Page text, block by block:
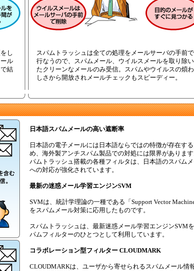
し
ル
結
スパムトラッシュは全ての処理をメールサーバの手前で
行なうので、スパムメール、ウイルスメールを取り除い
たクリーンなメールのみ受信。スパムやウイルスの煩わ
しさから開放されメールチェックもスピーディー。
日本語スパムメールの高い遮断率
日本語の電子メールには日本語ならではの特徴が存在す
め、海外製アンチスパム製品での対処には限界がありま
パムトラッシュ搭載の各種フィルタは、日本語のスパム
への対応が強化されています。
最新の迷惑メール学習エンジンSVM
SVMは、統計学理論の一種である「Support Vector Machine
をスパムメール対策に応用したものです。
スパムトラッシュは、最新迷惑メール学習エンジンSVM
パムフィルターのひとつとして利用しています。
コラボレーション型フィルター CLOUDMARK
CLOUDMARKは、ユーザから寄せられるスパムメール情